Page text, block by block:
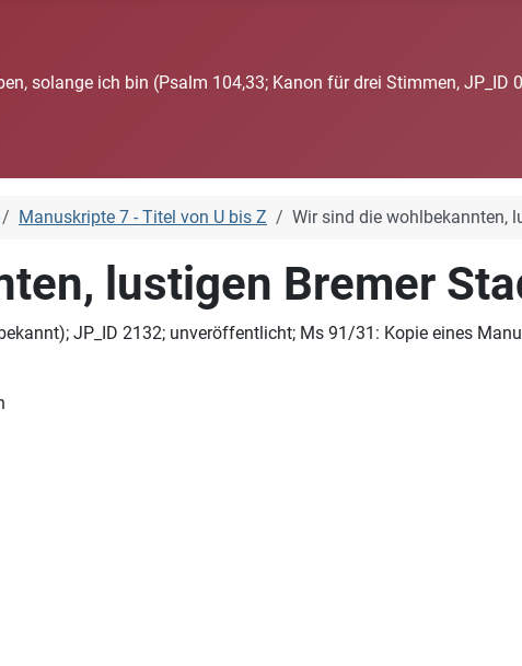
solange ich bin (Psalm 104,33; Kanon für drei Stimmen, JP_ID
Manuskripte 7 - Titel von U bis Z Wir sind die wohlbekannten,
lustigen Bremer
JP_ID 2132; unveröffentlicht; Ms 91/31: Kopie eines